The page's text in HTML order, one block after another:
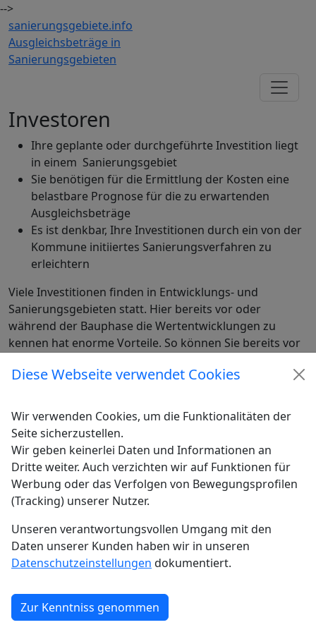
Diese Webseite verwendet Cookies
Wir verwenden Cookies, um die Funktionalitäten der
Seite sicherzustellen.
Wir geben keinerlei Daten und Informationen an
Dritte weiter. Auch verzichten wir auf Funktionen für
Werbung oder das Verfolgen von Bewegungsprofilen
(Tracking) unserer Nutzer.
Unseren verantwortungsvollen Umgang mit den
Daten unserer Kunden haben wir in unseren
Datenschutzeinstellungen dokumentiert.
Zur Kenntniss genommen
-->
sanierungsgebiete.info
Ausgleichsbeträge in
Sanierungsgebieten
Investoren
Ihre geplante oder durchgeführte Investition liegt
in einem Sanierungsgebiet
Sie benötigen für die Ermittlung der Kosten eine
belastbare Prognose für die zu erwartenden
Ausgleichsbeträge
Es ist denkbar, Ihre Investitionen durch ein von der
Kommune initiiertes Sanierungsverfahren zu
erleichtern
Viele Investitionen finden in Entwicklungs- und
Sanierungsgebieten statt. Hier bereits vor oder
während der Bauphase die Wertentwicklungen zu
kennen hat enorme Vorteile. So können Sie bereits vor
zukommenen Kosten besser überschauen.